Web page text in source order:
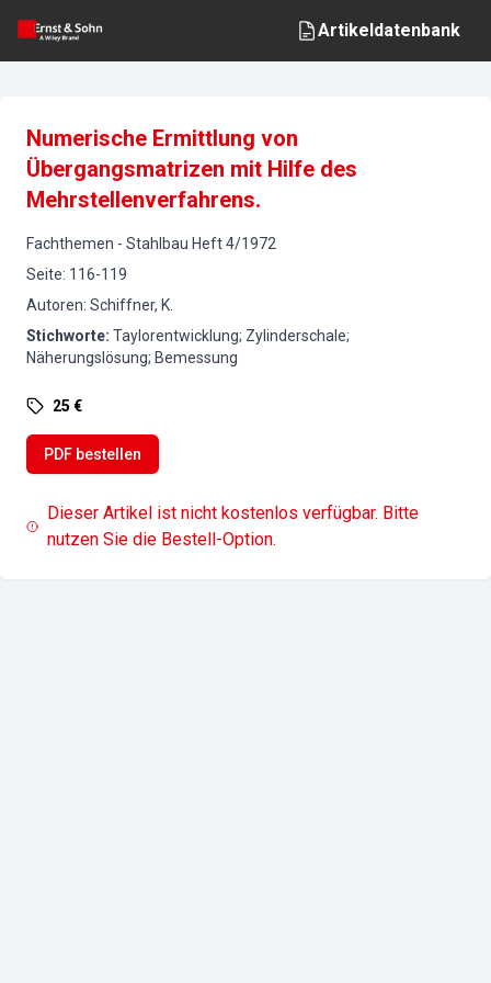
Artikeldatenbank
Numerische Ermittlung von
Übergangsmatrizen mit Hilfe des
Mehrstellenverfahrens.
Fachthemen - Stahlbau Heft4/1972
Seite: 116-119
Autoren: Schiffner, K.
Stichworte: Taylorentwicklung; Zylinderschale;
Näherungslösung; Bemessung
25 €
PDF bestellen
Dieser Artikel ist nicht kostenlos verfügbar. Bitte
nutzen Sie die Bestell-Option.